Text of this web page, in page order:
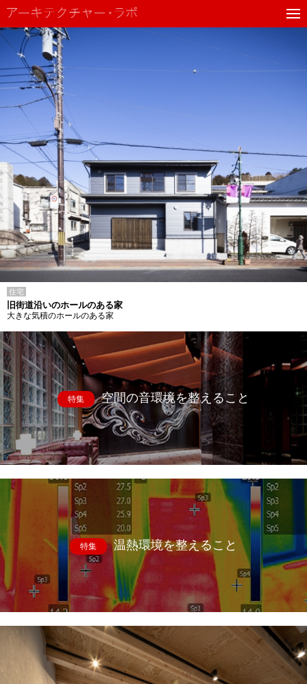
住宅
旧街道沿いのホールのある家
大きな気積のホールのある家
特集 空間の音環境を整えること
特集 温熱環境を整えること